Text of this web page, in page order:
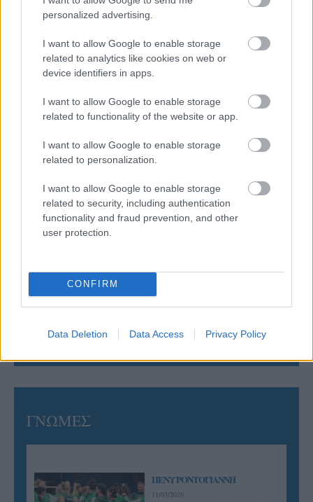
personalized advertising.
I want to allow Google to enable storage
related to analytics like cookies on web or
device identifiers in apps.
I want to allow Google to enable storage
related to functionality of the website or app.
I want to allow Google to enable storage
related to personalization.
I want to allow Google to enable storage
related to security, including authentication
functionality and fraud prevention, and other
user protection.
CONFIRM
Data Deletion Data Access Privacy Policy
«Αντίο» με ήττα για τις διεθνείς μας στο τουρνουά του
Ουρμπίνο
06/08/2026
Το πάλεψε μέχρι τέλους η Εθνική γυναικών κόντρα
06/08/2026
Η FIVB σχεδιάζει να διοργανώσει το Παγκόσμιο
Πρωτάθλημα τον Δεκέμβριο – Αντιδρούν οι σύλλογοι
06/08/2026
05/08/2026
Ουρμπίνο
ΓΝΩΜΕΣ
ΠΕΝΥ ΡΟΝΤΟΓΙΑΝΝΗ
11/03/2026